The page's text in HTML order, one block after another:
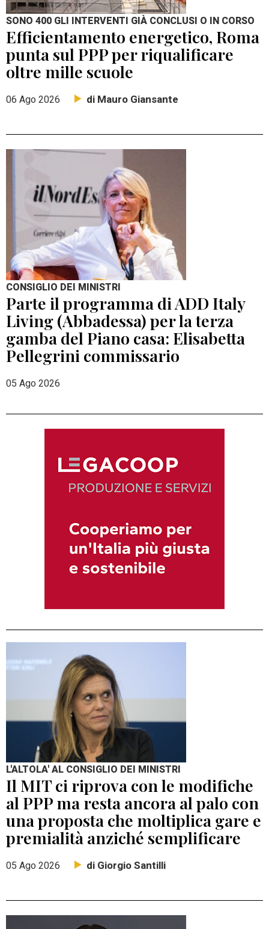
SONO 400 GLI INTERVENTI GIÀ CONCLUSI O IN CORSO
Efficientamento energetico, Roma
punta sul PPP per riqualificare
oltre mille scuole
06 Ago 2026 di Mauro Giansante
CONSIGLIO DEI MINISTRI
Parte il programma di ADD Italy
Living (Abbadessa) per la terza
gamba del Piano casa: Elisabetta
Pellegrini commissario
05 Ago 2026
L'ALTOLA' AL CONSIGLIO DEI MINISTRI
Il MIT ci riprova con le modifiche
al PPP ma resta ancora al palo con
una proposta che moltiplica gare e
premialità anziché semplificare
05 Ago 2026 di Giorgio Santilli